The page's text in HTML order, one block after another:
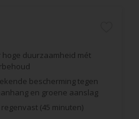
hoge duurzaamheid mét
bescherming tegen
en groene aanslag
regenvast (45 minuten)